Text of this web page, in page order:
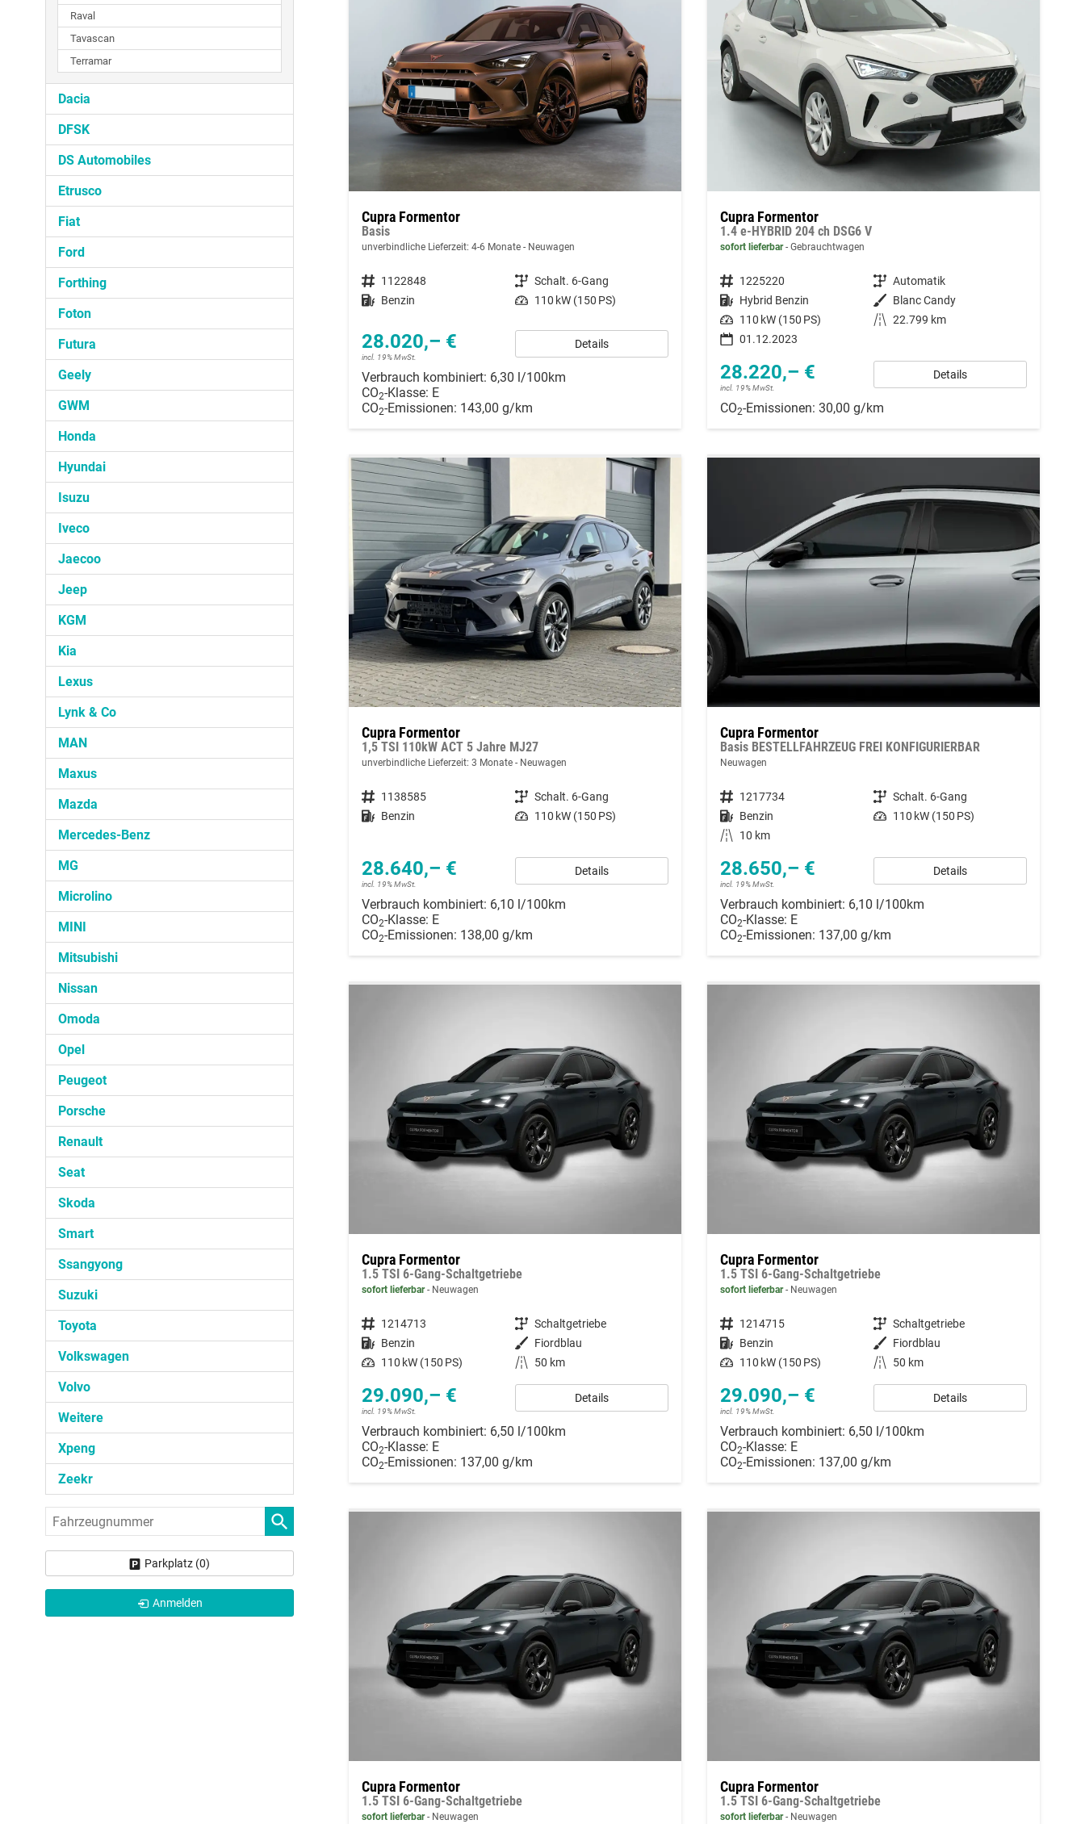
Cupra Formentor
Basis
unverbindliche Lieferzeit: 4-6 Monate Neuwagen
Fahrzeugnummer 1122848 Getriebe Schalt. 6-Gang
Kraftstoff Benzin Leistung 110 kW (150 PS)
28.020,– €
incl. 19% MwSt.
Details
Verbrauch kombiniert: 6,30 l/100km
CO2-Klasse: E
CO2-Emissionen: 143,00 g/km
Cupra Formentor
1.4 e-HYBRID 204 ch DSG6 V
sofort lieferbar Gebrauchtwagen
Fahrzeugnummer 1225220 Getriebe Automatik
Kraftstoff Hybrid Benzin Außenfarbe Blanc Candy
Leistung 110 kW (150 PS) Kilometerstand 22.799 km
01.12.2023
28.220,– €
incl. 19% MwSt.
Details
CO2-Emissionen: 30,00 g/km
Cupra Formentor
1,5 TSI 110kW ACT 5 Jahre MJ27
unverbindliche Lieferzeit: 3 Monate Neuwagen
Fahrzeugnummer 1138585 Getriebe Schalt. 6-Gang
Kraftstoff Benzin Leistung 110 kW (150 PS)
28.640,– €
incl. 19% MwSt.
Details
Verbrauch kombiniert: 6,10 l/100km
CO2-Klasse: E
CO2-Emissionen: 138,00 g/km
Cupra Formentor
Basis BESTELLFAHRZEUG FREI KONFIGURIERBAR
Neuwagen
Fahrzeugnummer 1217734 Getriebe Schalt. 6-Gang
Kraftstoff Benzin Leistung 110 kW (150 PS)
Kilometerstand
10 km
28.650,– €
incl. 19% MwSt.
Details
Verbrauch kombiniert: 6,10 l/100km
CO2-Klasse: E
CO2-Emissionen: 137,00 g/km
Cupra Formentor
1.5 TSI 6-Gang-Schaltgetriebe
sofort lieferbar Neuwagen
Fahrzeugnummer 1214713 Getriebe Schaltgetriebe
Kraftstoff Benzin Außenfarbe Fiordblau
Leistung 110 kW (150 PS) Kilometerstand 50 km
29.090,– €
incl. 19% MwSt.
Details
Verbrauch kombiniert: 6,50 l/100km
CO2-Klasse: E
CO2-Emissionen: 137,00 g/km
Cupra Formentor
1.5 TSI 6-Gang-Schaltgetriebe
sofort lieferbar Neuwagen
Fahrzeugnummer 1214715 Getriebe Schaltgetriebe
Kraftstoff Benzin Außenfarbe Fiordblau
Leistung 110 kW (150 PS) Kilometerstand 50 km
29.090,– €
incl. 19% MwSt.
Details
Verbrauch kombiniert: 6,50 l/100km
CO2-Klasse: E
CO2-Emissionen: 137,00 g/km
Cupra Formentor
1.5 TSI 6-Gang-Schaltgetriebe
sofort lieferbar Neuwagen
Cupra Formentor
1.5 TSI 6-Gang-Schaltgetriebe
sofort lieferbar Neuwagen
Raval
Tavascan
Terramar
Dacia
DFSK
DS Automobiles
Etrusco
Fiat
Ford
Forthing
Foton
Futura
Geely
GWM
Honda
Hyundai
Isuzu
Iveco
Jaecoo
Jeep
KGM
Kia
Lexus
Lynk & Co
MAN
Maxus
Mazda
Mercedes-Benz
MG
Microlino
MINI
Mitsubishi
Nissan
Omoda
Opel
Peugeot
Porsche
Renault
Seat
Skoda
Smart
Ssangyong
Suzuki
Toyota
Volkswagen
Volvo
Weitere
Xpeng
Zeekr
Fahrzeugnummer
Parkplatz (0)
Anmelden